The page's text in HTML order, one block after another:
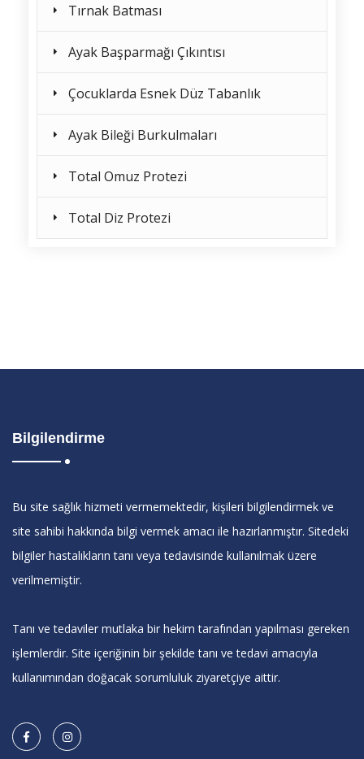
Tırnak Batması
Ayak Başparmağı Çıkıntısı
Çocuklarda Esnek Düz Tabanlık
Ayak Bileği Burkulmaları
Total Omuz Protezi
Total Diz Protezi
Bilgilendirme
Bu site sağlık hizmeti vermemektedir, kişileri bilgilendirmek ve
site sahibi hakkında bilgi vermek amacı ile hazırlanmıştır. Sitedeki
bilgiler hastalıkların tanı veya tedavisinde kullanılmak üzere
verilmemiştir.
Tanı ve tedaviler mutlaka bir hekim tarafından yapılması gereken
işlemlerdir. Site içeriğinin bir şekilde tanı ve tedavi amacıyla
kullanımından doğacak sorumluluk ziyaretçiye aittir.